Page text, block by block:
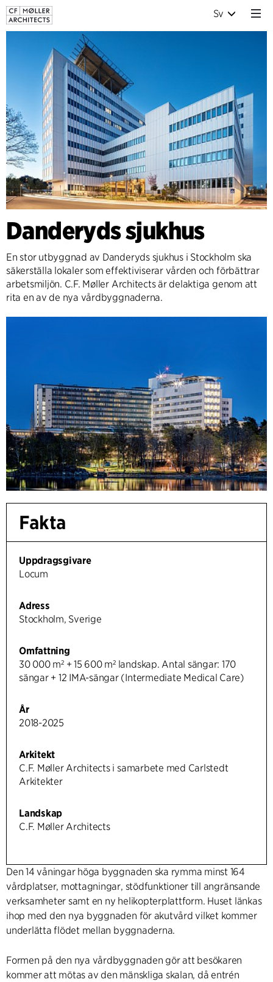
Sv
Danderyds sjukhus
En stor utbyggnad av Danderyds sjukhus i Stockholm ska
säkerställa lokaler som effektiviserar vården och förbättrar
arbetsmiljön. C.F. Møller Architects är delaktiga genom att
rita en av de nya vårdbyggnaderna.
Fakta
Uppdragsgivare
Locum
Adress
Stockholm, Sverige
Omfattning
30 000 m² + 15 600 m² landskap. Antal sängar: 170
sängar + 12 IMA-sängar (Intermediate Medical Care)
År
2018-2025
Arkitekt
C.F. Møller Architects i samarbete med Carlstedt
Arkitekter
Landskap
C.F. Møller Architects
Den 14 våningar höga byggnaden ska rymma minst 164
vårdplatser, mottagningar, stödfunktioner till angränsande
verksamheter samt en ny helikopterplattform. Huset länkas
ihop med den nya byggnaden för akutvård vilket kommer
underlätta flödet mellan byggnaderna.
Formen på den nya vårdbyggnaden gör att besökaren
kommer att mötas av den mänskliga skalan, då entrén